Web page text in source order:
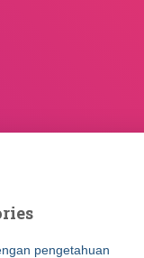
pengetahuan